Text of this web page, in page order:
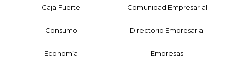
Caja Fuerte Comunidad Empresarial
Consumo Directorio Empresarial
Economía Empresas